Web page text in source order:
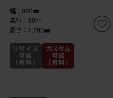
幅：900㎜
奥行：30㎜
高さ：1,790㎜